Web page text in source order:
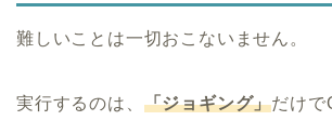
難しいことは一切おこないません。
実行するのは、 「ジョギング」だけで